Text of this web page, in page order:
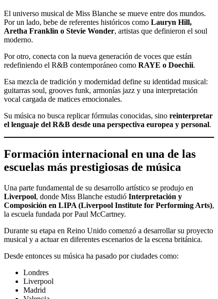
El universo musical de Miss Blanche se mueve entre dos mundos.
Por un lado, bebe de referentes históricos como Lauryn Hill,
Aretha Franklin o Stevie Wonder, artistas que definieron el soul
moderno.
Por otro, conecta con la nueva generación de voces que están
redefiniendo el R&B contemporáneo como RAYE o Doechii.
Esa mezcla de tradición y modernidad define su identidad musical:
guitarras soul, grooves funk, armonías jazz y una interpretación
vocal cargada de matices emocionales.
Su música no busca replicar fórmulas conocidas, sino reinterpretar
el lenguaje del R&B desde una perspectiva europea y personal.
Formación internacional en una de las
escuelas más prestigiosas de música
Una parte fundamental de su desarrollo artístico se produjo en
Liverpool, donde Miss Blanche estudió Interpretación y
Composición en LIPA (Liverpool Institute for Performing Arts),
la escuela fundada por Paul McCartney.
Durante su etapa en Reino Unido comenzó a desarrollar su proyecto
musical y a actuar en diferentes escenarios de la escena británica.
Desde entonces su música ha pasado por ciudades como:
Londres
Liverpool
Madrid